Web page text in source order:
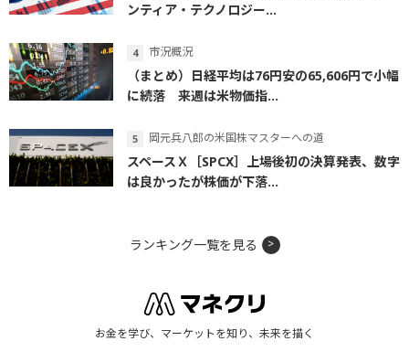
ンティア・テクノロジー...
市況概況
（まとめ）日経平均は76円安の65,606円で小幅
に続落 来週は米物価指...
岡元兵八郎の米国株マスターへの道
スペースＸ［SPCX］上場後初の決算発表、数字
は良かったが株価が下落...
ランキング一覧を見る
お金を学び、マーケットを知り、未来を描く